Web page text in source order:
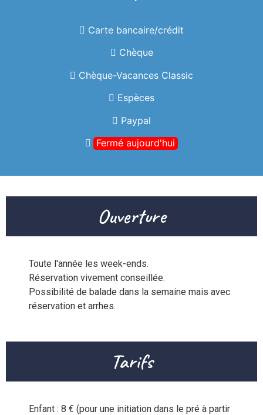
Carte bancaire/crédit
Chèque
Chèque-Vacances Classic
Espèces
Paypal
Fermé aujourd'hui
Ouverture
Toute l'année les week-ends.
Réservation vivement conseillée.
Possibilité de balade dans la semaine mais avec
réservation et arrhes.
Tarifs
Enfant : 8 € (pour une initiation dans le pré à partir